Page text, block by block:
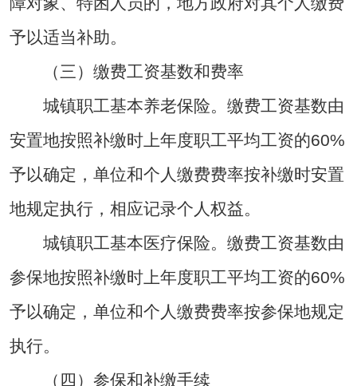
予以适当补助。
（三）缴费工资基数和费率
城镇职工基本养老保险。缴费工资基数由
安置地按照补缴时上年度职工平均工资的60%
予以确定，单位和个人缴费费率按补缴时安置
地规定执行，相应记录个人权益。
城镇职工基本医疗保险。缴费工资基数由
参保地按照补缴时上年度职工平均工资的60%
予以确定，单位和个人缴费费率按参保地规定
执行。
（四）参保和补缴手续